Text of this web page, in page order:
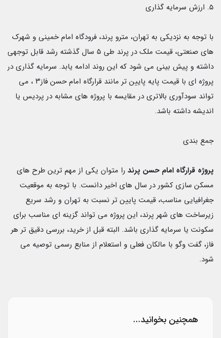
۵. ارزش سرمايه گذاری
با توجه به نزديكى به تهران، مترو پرند، فرودگاه امام خمينى و شهرک
هاى صنعتى، قيمت ملك در پرند طى ۵
سال گذشته رشد قابل توجهى
داشته و پیش بينى مى شود كه اين روند ادامه يابد. سرمايه گذاری در
پروژه اى با قيمت پايه پايين تر مانند قرارگاه امام حسن فاز٣ ، مى
تواند سودآورى بالاترى در مقايسه با پروژه هاى مشابه در پرديس يا
انديشه داشته باشد.
جمع بندى
پروژه قرارگاه امام حسن پرند را متوان يكى از مهم ترين طرح هاى
مسكن سازى كشور در سال هاى اخير دانست. با توجه به موقعيت
جغرافيايى مناسب، قيمت پايين تر نسبت به تهران و رشد سريع
زيرساخت هاى شهر پرند، اين پروژه مى تواند گزینه اى مناسب براى
سكونت يا سرمايه گذاری باشد. البته قبل از خريد، بررسى دقيق تر هر
فاز، گفت وگو با مالكان فعلى و استعلام از منابع رسمى توصيه مى
شود.
همچنین بخوانید...